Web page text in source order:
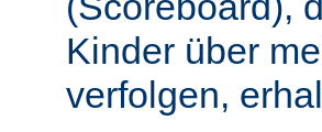
Kinder über
verfolgen,